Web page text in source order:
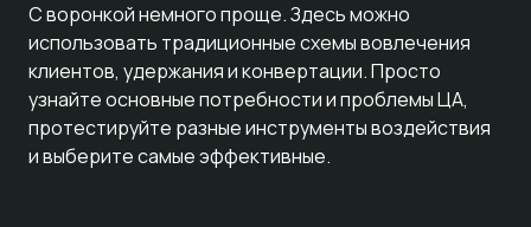
С воронкой немного проще. Здесь можно
использовать традиционные схемы вовлечения
клиентов, удержания и конвертации. Просто
узнайте основные потребности и проблемы ЦА,
протестируйте разные инструменты воздействия
и выберите самые эффективные.